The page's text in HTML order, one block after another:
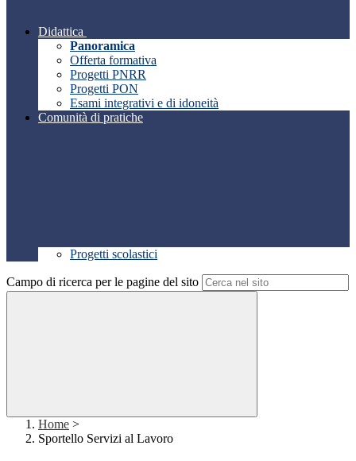
Didattica
Panoramica
Offerta formativa
Progetti PNRR
Progetti PON
Esami integrativi e di idoneità
Comunità di pratiche
Progetti scolastici
Campo di ricerca per le pagine del sito
Home >
Sportello Servizi al Lavoro